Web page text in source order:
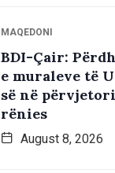
MAQEDONI
BDI-Çair:
e muraleve të
së në
rënies
August 8, 2026